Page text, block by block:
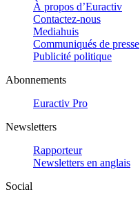
À propos d’Euractiv
Contactez-nous
Mediahuis
Communiqués de presse
Publicité politique
Abonnements
Euractiv Pro
Newsletters
Rapporteur
Newsletters en anglais
Social